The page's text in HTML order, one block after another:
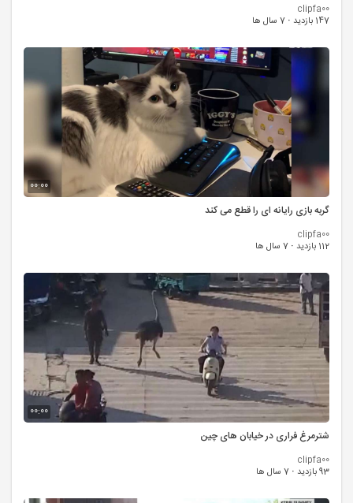
clipfa00
147 بازدید
· 7 سال ها
00:00
گربه بازی رایانه ای را قطع می کند
clipfa00
112 بازدید
· 7 سال ها
00:00
شترمرغ فراری در خیابان های چین
clipfa00
93 بازدید
· 7 سال ها